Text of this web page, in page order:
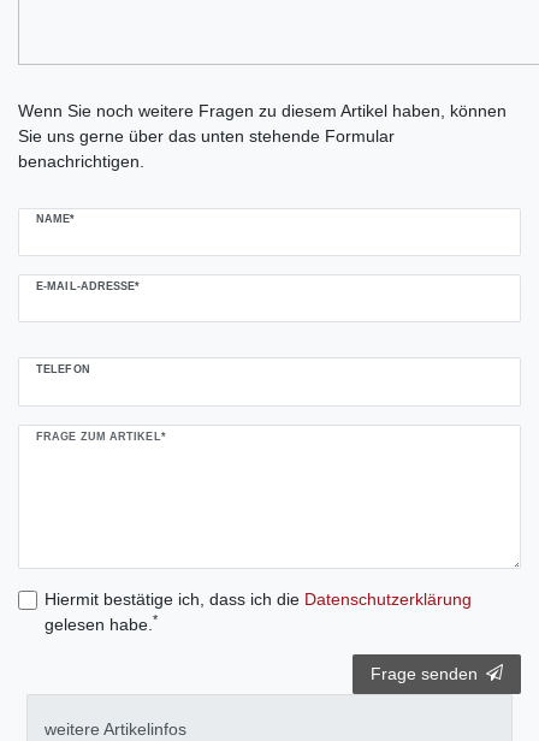
Wenn Sie noch weitere Fragen zu diesem Artikel haben, können
Sie uns gerne über das unten stehende Formular
benachrichtigen.
NAME*
E-MAIL-ADRESSE*
TELEFON
FRAGE ZUM ARTIKEL*
Hiermit bestätige ich, dass ich die Daten­schutz­erklärung
gelesen habe. *
Frage senden
weitere Artikelinfos